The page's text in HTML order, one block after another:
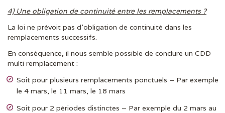
4) Une obligation de continuité entre les remplacements ?
La loi ne prévoit pas d’obligation de continuité dans les
remplacements successifs.
En conséquence, il nous semble possible de conclure un CDD
multi remplacement :
Soit pour plusieurs remplacements ponctuels – Par exemple
le 4 mars, le 11 mars, le 18 mars
Soit pour 2 périodes distinctes – Par exemple du 2 mars au